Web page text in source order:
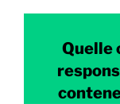
Quelle